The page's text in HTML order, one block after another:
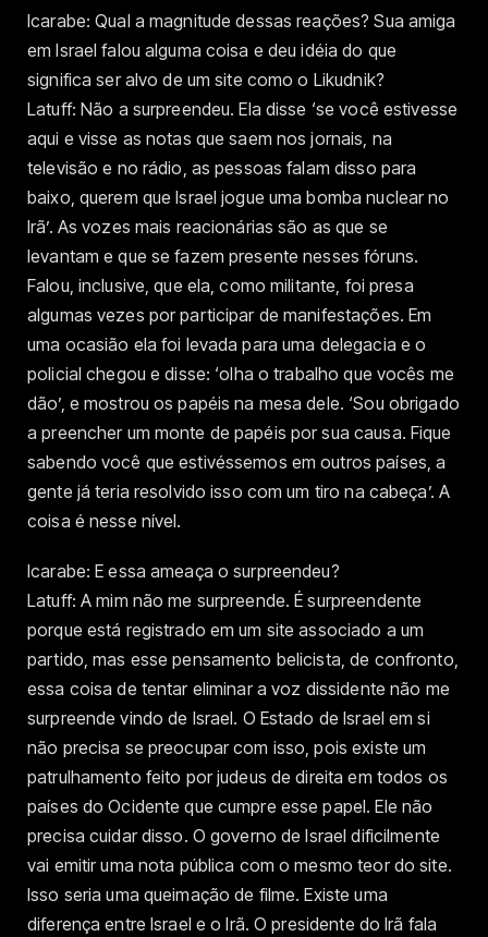
Icarabe: Qual a magnitude dessas reações? Sua amiga
em Israel falou alguma coisa e deu idéia do que
significa ser alvo de um site como o Likudnik?
Latuff: Não a surpreendeu. Ela disse ‘se você estivesse
aqui e visse as notas que saem nos jornais, na
televisão e no rádio, as pessoas falam disso para
baixo, querem que Israel jogue uma bomba nuclear no
Irã’. As vozes mais reacionárias são as que se
levantam e que se fazem presente nesses fóruns.
Falou, inclusive, que ela, como militante, foi presa
algumas vezes por participar de manifestações. Em
uma ocasião ela foi levada para uma delegacia e o
policial chegou e disse: ‘olha o trabalho que vocês me
dão’, e mostrou os papéis na mesa dele. ‘Sou obrigado
a preencher um monte de papéis por sua causa. Fique
sabendo você que estivéssemos em outros países, a
gente já teria resolvido isso com um tiro na cabeça’. A
coisa é nesse nível.
Icarabe: E essa ameaça o surpreendeu?
Latuff: A mim não me surpreende. É surpreendente
porque está registrado em um site associado a um
partido, mas esse pensamento belicista, de confronto,
essa coisa de tentar eliminar a voz dissidente não me
surpreende vindo de Israel. O Estado de Israel em si
não precisa se preocupar com isso, pois existe um
patrulhamento feito por judeus de direita em todos os
países do Ocidente que cumpre esse papel. Ele não
precisa cuidar disso. O governo de Israel dificilmente
vai emitir uma nota pública com o mesmo teor do site.
Isso seria uma queimação de filme. Existe uma
diferença entre Israel e o Irã. O presidente do Irã fala